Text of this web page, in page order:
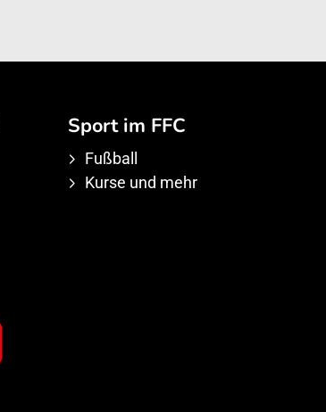
Sport im FFC
Fußball
Kurse und mehr